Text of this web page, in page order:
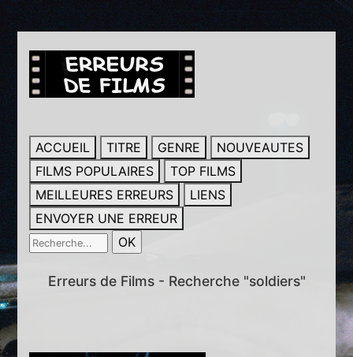
ACCUEIL TITRE GENRE
NOUVEAUTES
FILMS POPULAIRES
TOP FILMS
MEILLEURES ERREURS
LIENS
ENVOYER UNE ERREUR
Erreurs de Films - Recherche "soldiers"